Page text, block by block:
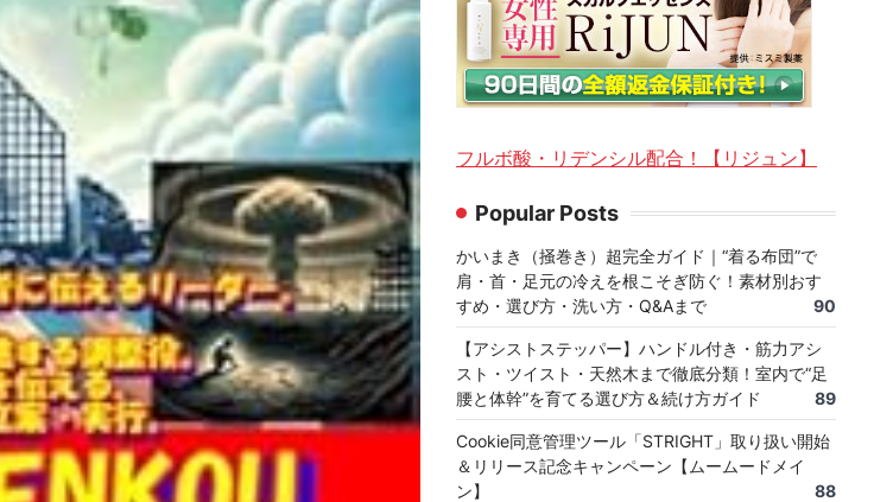
フルボ酸・リデンシル配合！【リジュン】
Popular Posts
かいまき（掻巻き）超完全ガイド｜“着る布団”で
肩・首・足元の冷えを根こそぎ防ぐ！素材別おす
すめ・選び方・洗い方・Q&Aまで
90
【アシストステッパー】ハンドル付き・筋力アシ
スト・ツイスト・天然木まで徹底分類！室内で“足
腰と体幹”を育てる選び方＆続け方ガイド
89
Cookie同意管理ツール「STRIGHT」取り扱い開始
＆リリース記念キャンペーン【ムームードメイ
ン】
88